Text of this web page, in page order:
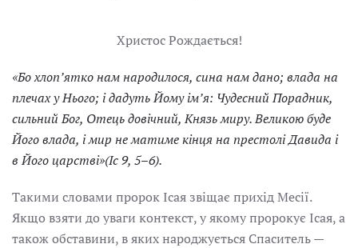
Христос Рождається!
«Бо хлоп’ятко нам народилося, сина нам дано; влада на
плечах у Нього; і дадуть Йому ім’я: Чудесний Порадник,
сильний Бог, Отець довічний, Князь миру. Великою буде
Його влада, і мир не матиме кінця на престолі Давида і
в Його царстві»(Іс 9, 5–6).
Такими словами пророк Ісая звіщає прихід Месії.
Якщо взяти до уваги контекст, у якому пророкує Ісая, а
також обставини, в яких народжується Спаситель —